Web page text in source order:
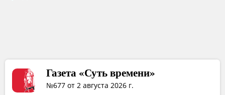
Газета «Суть времени»
№677 от 2 августа 2026 г.